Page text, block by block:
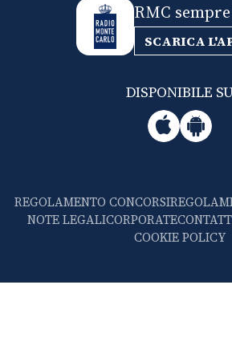
RMC
SCARICA
DISPONIBILE
REGOLAMENTO CONCORSI
NOTE LEGALICORPORATE
COOKIE POLICY